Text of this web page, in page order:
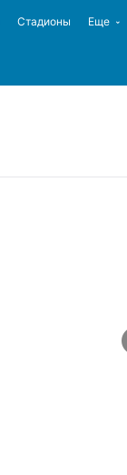
Стадионы Еще